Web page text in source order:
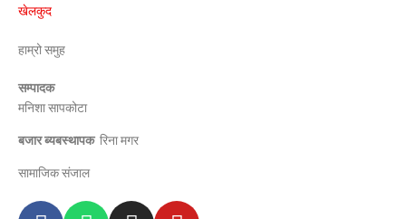
खेलकुद
हाम्रो समुह
सम्पादक
मनिशा सापकोटा
बजार ब्यबस्थापक रिना मगर
सामाजिक संजाल